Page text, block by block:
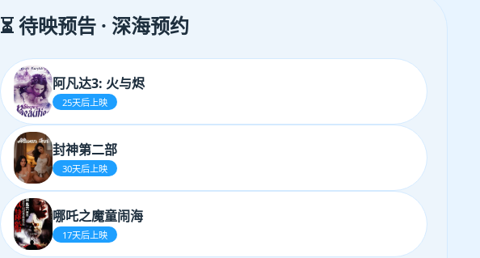
⏳ 待映预告 · 深海预约
阿凡达3: 火与烬
25天后上映
封神第二部
30天后上映
哪吒之魔童闹海
17天后上映